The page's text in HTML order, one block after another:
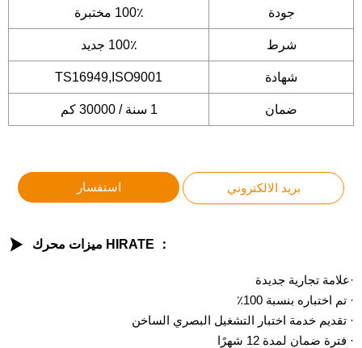
جودة 100٪ مختبرة
شرط 100٪ جديد
شهادة TS16949,ISO9001
ضمان 1 سنة / 30000 كم
استفسار بريد الالكتروني
 ميزات محرك HIRATE ：
·علامة تجارية جديدة
· تم اختباره بنسبة 100٪
· تقديم خدمة اختبار التشغيل البصري الساخن
· فترة ضمان لمدة 12 شهرًا